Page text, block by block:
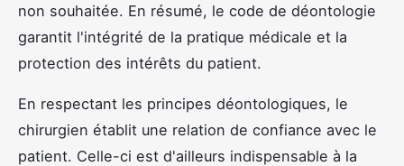
non souhaitée. En résumé, le code de déontologie
garantit l'intégrité de la pratique médicale et la
protection des intérêts du patient.
En respectant les principes déontologiques, le
chirurgien établit une relation de confiance avec le
patient. Celle-ci est d'ailleurs indispensable à la